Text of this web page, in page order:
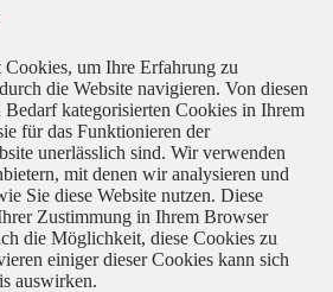
Cookies, um Ihre Erfahrung zu
die Website navigieren. Von diesen
kategorisierten Cookies in Ihrem
für das Funktionieren der
unerlässlich sind. Wir verwenden
mit denen wir analysieren und
Sie diese Website nutzen. Diese
Zustimmung in Ihrem Browser
die Möglichkeit, diese Cookies zu
einiger dieser Cookies kann sich
auswirken.